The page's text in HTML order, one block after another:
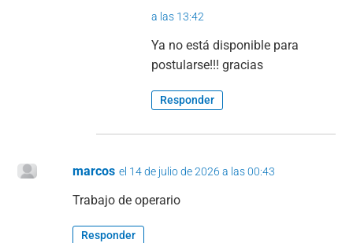
a las 13:42
Ya no está disponible para
postularse!!! gracias
Responder
marcos el 14 de julio de 2026 a las 00:43
Trabajo de operario
Responder